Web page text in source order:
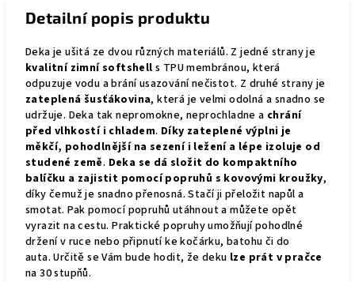
Detailní popis produktu
Deka je ušitá ze dvou různých materiálů. Z jedné strany je
kvalitní zimní softshell s TPU membránou, která
odpuzuje vodu a brání usazování nečistot. Z druhé strany je
zateplená šusťákovina, která je velmi odolná a snadno se
udržuje. Deka tak nepromokne, neprochladne a chrání
před vlhkostí i chladem. Díky zateplené výplni je
měkčí, pohodlnější na sezení i ležení a lépe izoluje od
studené země. Deka se dá složit do kompaktního
balíčku a zajistit pomocí popruhů s kovovými kroužky,
díky čemuž je snadno přenosná. Stačí ji přeložit napůl a
smotat. Pak pomocí popruhů utáhnout a můžete opět
vyrazit na cestu. Praktické popruhy umožňují pohodlné
držení v ruce nebo připnutí ke kočárku, batohu či do
auta.Určitě se Vám bude hodit, že deku lze prát v pračce
na 30 stupňů.